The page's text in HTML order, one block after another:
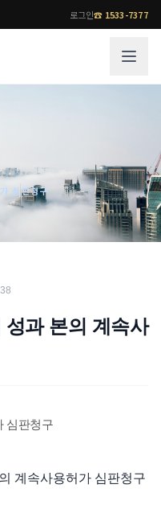
로그인☎ 1533-7377
기업 인사이트
사례분석/최신동향
법률지식인
각 전문 변호사
심판청구
38
과 본의 계속사
심판청구